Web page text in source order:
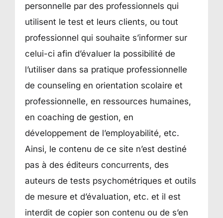
personnelle par des professionnels qui
utilisent le test et leurs clients, ou tout
professionnel qui souhaite s’informer sur
celui-ci afin d’évaluer la possibilité de
l’utiliser dans sa pratique professionnelle
de counseling en orientation scolaire et
professionnelle, en ressources humaines,
en coaching de gestion, en
développement de l’employabilité, etc.
Ainsi, le contenu de ce site n’est destiné
pas à des éditeurs concurrents, des
auteurs de tests psychométriques et outils
de mesure et d’évaluation, etc. et il est
interdit de copier son contenu ou de s’en